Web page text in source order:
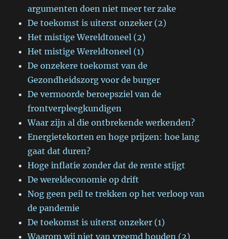
argumenten doen niet meer ter zake
De toekomst is uiterst onzeker (2)
Het mistige Wereldtoneel (2)
Het mistige Wereldtoneel (1)
De onzekere toekomst van de
Gezondheidszorg voor de burger
De vermoorde beroepsziel van de
frontverpleegkundigen
Waar zijn al die ontbrekende werkenden?
Energietekorten en hoge prijzen: hoe lang
gaat dat duren?
Hoge inflatie zonder dat de rente stijgt
De wereldeconomie op drift
Nog geen peil te trekken op het verloop van
de pandemie
De toekomst is uiterst onzeker (1)
Waarom wij niet van vreemd houden (2)